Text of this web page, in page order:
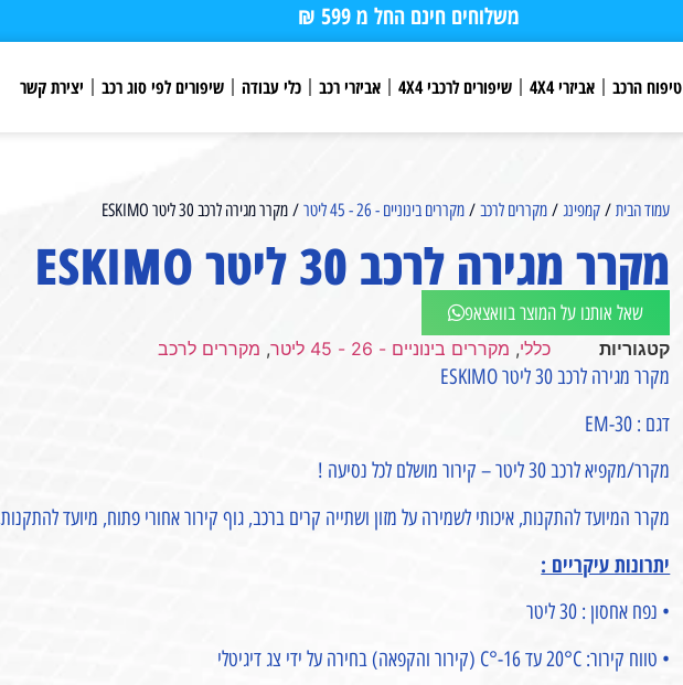
משלוחים חינם החל מ 599 ₪
טיפוח הרכב אביזרי 4X4 שיפורים לרכבי 4X4 אביזרי רכב כלי עבודה שיפורים לפי סוג רכב יצירת קשר
עמוד הבית/ קמפינג/ מקררים לרכב/ מקררים בינוניים - 26 - 45 ליטר / מקרר מגירה לרכב 30 ליטר ESKIMO⁩
מקרר מגירה לרכב 30 ליטר ESKIMO⁩
שאל אותנו על המוצר בוואצאפ
קטגוריות כללי, מקררים בינוניים - 26 - 45 ליטר , מקררים לרכב
מקרר מגירה לרכב 30 ליטר ESKIMO
דגם : EM-30
מקרר/מקפיא לרכב 30 ליטר – קירור מושלם לכל נסיעה !
מקרר המיועד להתקנות, איכותי לשמירה על מזון ושתייה קרים ברכב, גוף קירור אחורי פתוח, מיועד
יתרונות עיקריים :
• נפח אחסון : 30 ליטר
• טווח קירור: 20°C עד 16-°C (קירור והקפאה) בחירה על ידי צג דיגיטלי